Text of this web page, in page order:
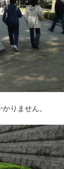
りません。